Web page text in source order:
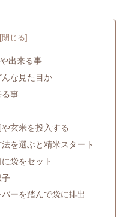
出来る事
な見た目か
る事
玄米を投入する
を選ぶと精米スタート
袋をセット
子
ーを踏んで袋に排出